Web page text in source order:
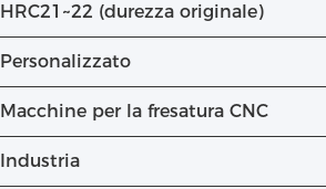
HRC21~22 (durezza originale)
Personalizzato
Macchine per la fresatura CNC
Industria